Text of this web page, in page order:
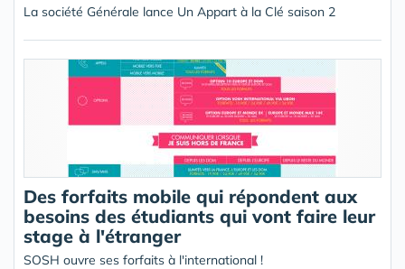
La société Générale lance Un Appart à la Clé saison 2
Des forfaits mobile qui répondent aux
besoins des étudiants qui vont faire leur
stage à l'étranger
SOSH ouvre ses forfaits à l'international !